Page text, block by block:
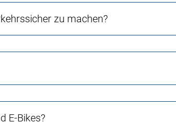
zu machen?
E-Bikes?